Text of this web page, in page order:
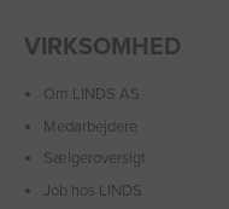
VIRKSOMHED
Om LINDS AS
Medarbejdere
Sælgeroversigt
Job hos LINDS